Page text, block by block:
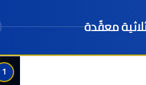
معقّدة
1